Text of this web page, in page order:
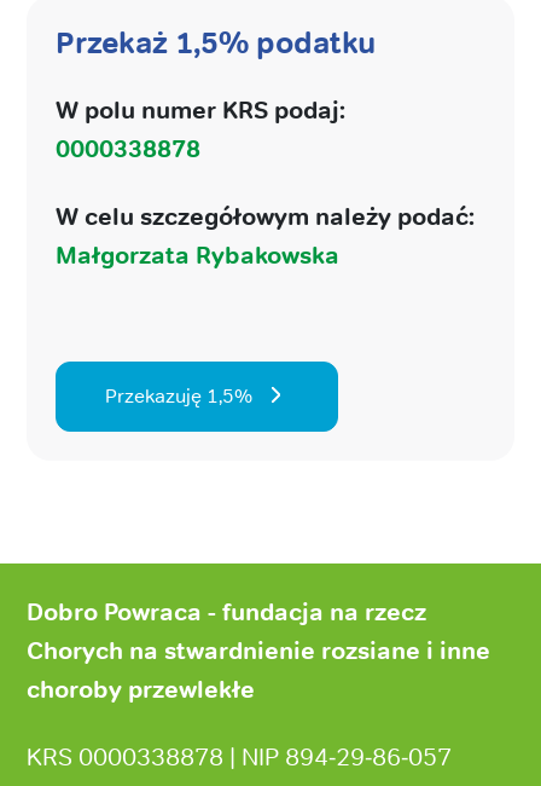
Przekaż 1,5% podatku
W polu numer KRS podaj:
0000338878
W celu szczegółowym należy podać:
Małgorzata Rybakowska
Przekazuję 1,5%
stronyDobro Powraca - fundacja na rzecz
Chorych na stwardnienie rozsiane i inne
choroby przewlekłe
KRS 0000338878 | NIP 894‑29‑86‑057